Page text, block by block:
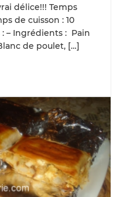
délice!!! Temps
de cuisson : 10
– Ingrédients : Pain
de poulet, […]